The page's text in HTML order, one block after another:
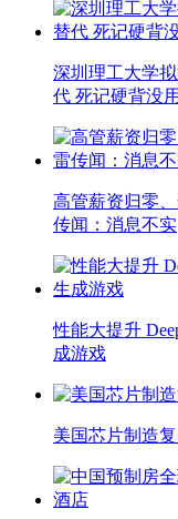
深圳理工大学
代 死记硬背没用
高管薪资归零
传闻：消息不实
性能大提升
成游戏
美国芯片制造